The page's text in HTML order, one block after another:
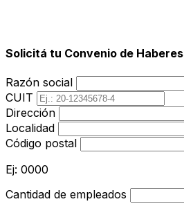
Solicitá tu Convenio de Haberes
Razón social
CUIT
Dirección
Localidad
Código postal
Ej: 0000
Cantidad de empleados